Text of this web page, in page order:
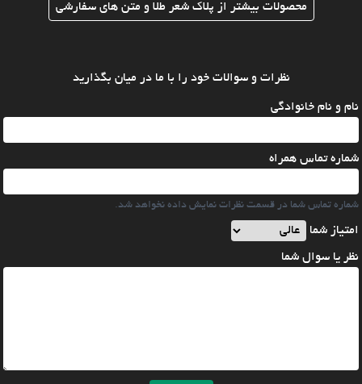
محصولات بیشتر از پلاک شعر طلا و متن های سفارشی
نظرات و سوالات خود را با ما در میان بگذارید
نام و نام خانوادگی
شماره تماس همراه
شماره تماس شما در قسمت نظرات نمایش داده نخواهد شد.
امتیاز شما
نظر یا سوال شما